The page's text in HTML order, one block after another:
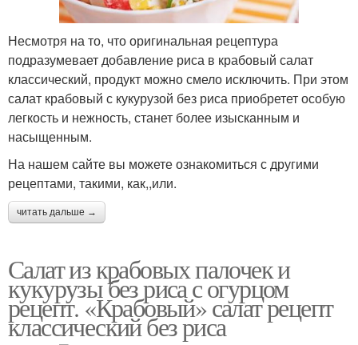
Несмотря на то, что оригинальная рецептура
подразумевает добавление риса в крабовый салат
классический, продукт можно смело исключить. При этом
салат крабовый с кукурузой без риса приобретет особую
легкость и нежность, станет более изысканным и
насыщенным.
На нашем сайте вы можете ознакомиться с другими
рецептами, такими, как,,или.
читать дальше →
Салат из крабовых палочек и
кукурузы без риса с огурцом
рецепт. «Крабовый» салат рецепт
классический без риса